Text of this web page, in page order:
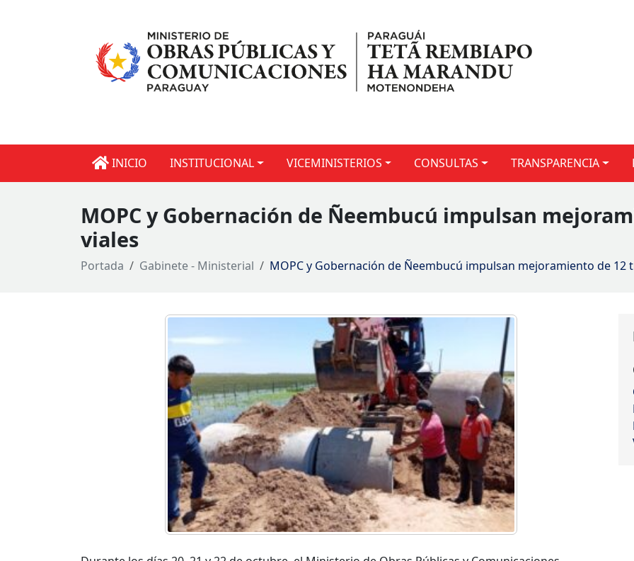
INICIO INSTITUCIONAL VICEMINISTERIOS CONSULTAS TRANSPARENCIA
MOPC y Gobernación de Ñeembucú impulsan
viales
Portada Gabinete - Ministerial MOPC y Gobernación de Ñeembucú impulsan mejoramiento de 12